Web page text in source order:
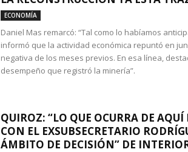
ECONOMÍA
Daniel Mas remarcó: “Tal como lo habíamos
informó que la actividad económica repuntó en
negativa de los meses previos. En esa línea,
desempeño que registró la minería”.
QUIROZ: “LO QUE OCURRA DE
CON EL EXSUBSECRETARIO
ÁMBITO DE DECISIÓN” DE